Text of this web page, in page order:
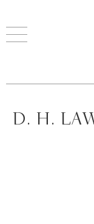
D. H.